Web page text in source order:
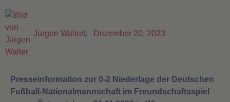
Jürgen Walter Dezember 20, 2023
Presseinformation zur 0-2 Niederlage der Deutschen
Fußball-Nationalmannschaft im Freundschaftsspiel